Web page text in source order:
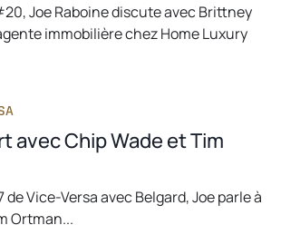
Joe Raboine discute avec Brittney
immobilière chez Home Luxury
avec Chip Wade et Tim
de Vice-Versa avec Belgard, Joe parle à
Ortman...